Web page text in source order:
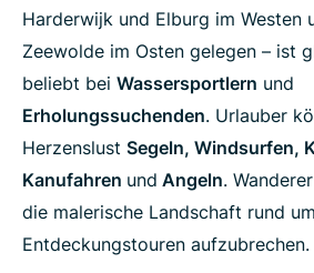
Harderwijk und Elburg im Westen
Zeewolde im Osten gelegen – ist
beliebt bei Wassersportlern und
Erholungssuchenden. Urlauber
Herzenslust Segeln, Windsurfen,
Kanufahren und Angeln.
die malerische Landschaft rund
Entdeckungstouren aufzubrechen.